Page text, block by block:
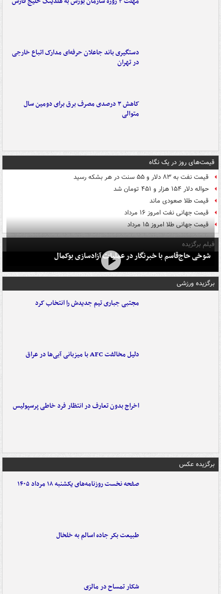
دستگیری باند جاعلان حرفه‌ای مدارک اتباع خارجی
در تهران
کاهش ۳ درصدی مصرف برق برای دومین سال
متوالی
قیمت‌های روز در یک نگاه
قیمت نفت به ۸۳ دلار و ۵۵ سنت در هر بشکه رسید
حواله دلار ۱۵۴ هزار و ۴۵۱ تومان شد
قیمت طلا صعودی ماند
قیمت جهانی نفت امروز ۱۶ مرداد
قیمت جهانی طلا امروز ۱۵ مرداد
فیلم برگزیده
شوخی حاج‌قاسم با خبرنگار در عملیات آزادسازی بوکمال
برگزیده ورزشی
مجتبی جباری تیم جدیدش را انتخاب کرد
دلیل مخالفت AFC با میزبانی آبی‌ها در عراق
اخراج بدون تعارف در انتظار فرد خاطی پرسپولیس
برگزیده عکس
صفحه نخست روزنامه‌های یکشنبه ۱۸ مرداد ۱۴۰۵
طبیعت بکر جاده اسالم به خلخال
شکار تمساح در مالزی